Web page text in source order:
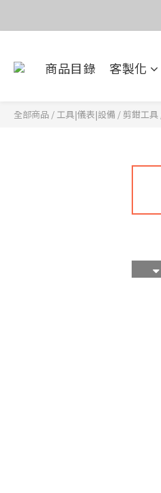
商品目錄 客製化
全部商品 /工具|儀表|設備 / 剪鉗工具